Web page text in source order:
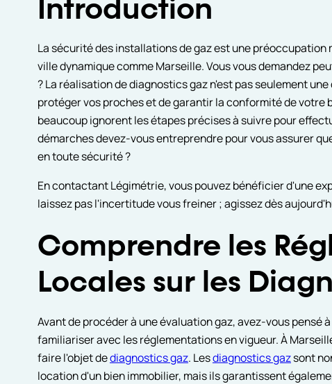
Introduction
La sécurité des installations de gaz est une
ville dynamique comme Marseille. Vous vous demandez
? La réalisation de diagnostics gaz n'est pas seulement
protéger vos proches et de garantir la conformité de votre
beaucoup ignorent les étapes précises à suivre pour
démarches devez-vous entreprendre pour vous assurer
en toute sécurité ?
En contactant Légimétrie, vous pouvez bénéficier d'une
laissez pas l'incertitude vous freiner ; agissez dès
Comprendre les
Locales sur les
Avant de procéder à une évaluation gaz, avez-vous pensé
familiariser avec les réglementations en vigueur. À
faire l'objet dediagnostics gaz. Lesdiagnostics gazsont
location d'un bien immobilier, mais ils garantissent